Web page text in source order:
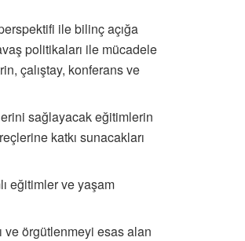
ile bilinç açığa
politikaları ile mücadele
çalıştay, konferans ve
sağlayacak eğitimlerin
katkı sunacakları
eğitimler ve yaşam
ve örgütlenmeyi esas alan